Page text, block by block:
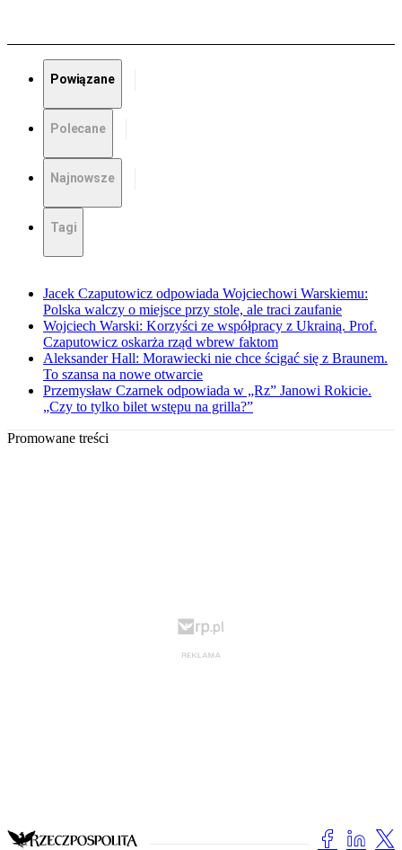
Powiązane
Polecane
Najnowsze
Tagi
Jacek Czaputowicz odpowiada Wojciechowi Warskiemu:
Polska walczy o miejsce przy stole, ale traci zaufanie
Wojciech Warski: Korzyści ze współpracy z Ukrainą. Prof.
Czaputowicz oskarża rząd wbrew faktom
Aleksander Hall: Morawiecki nie chce ścigać się z Braunem.
To szansa na nowe otwarcie
Przemysław Czarnek odpowiada w „Rz” Janowi Rokicie.
„Czy to tylko bilet wstępu na grilla?”
Promowane treści